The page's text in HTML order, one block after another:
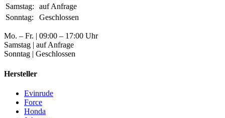
Samstag:
auf Anfrage
Sonntag:
Geschlossen
Mo. – Fr. | 09:00 – 17:00 Uhr
Samstag | auf Anfrage
Sonntag | Geschlossen
Hersteller
Evinrude
Force
Honda